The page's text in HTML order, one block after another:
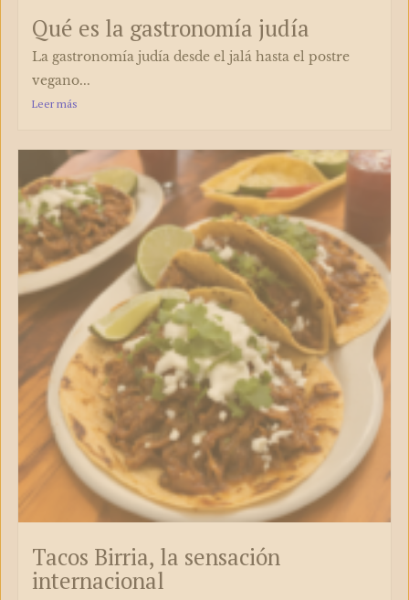
Qué es la gastronomía judía
La gastronomía judía desde el jalá hasta el postre
vegano...
Leer más
Tacos Birria, la sensación
internacional